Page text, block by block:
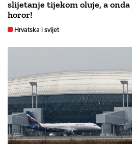
slijetanje tijekom oluje, a
horor!
Hrvatska i svijet